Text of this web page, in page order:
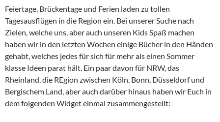
Feiertage, Brückentage und Ferien laden zu tollen
Tagesausflügen in die Region ein. Bei unserer Suche nach
Zielen, welche uns, aber auch unseren Kids Spaß machen
haben wir in den letzten Wochen einige Bücher in den Händen
gehabt, welches jedes für sich für mehr als einen Sommer
klasse Ideen parat hält. Ein paar davon für NRW, das
Rheinland, die REgion zwischen Köln, Bonn, Düsseldorf und
Bergischem Land, aber auch darüber hinaus haben wir Euch in
dem folgenden Widget einmal zusammengestellt: